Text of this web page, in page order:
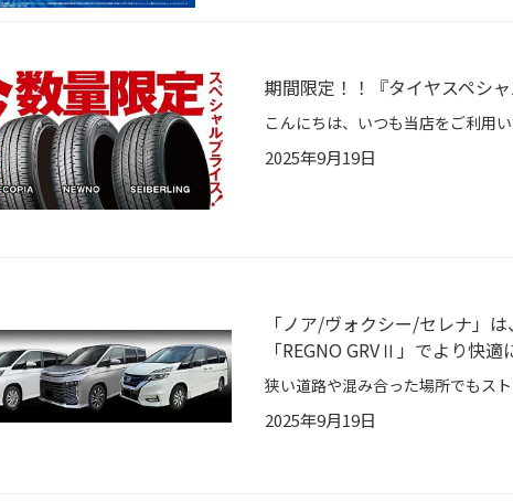
期間限定！！『タイヤスペシ
2025年9月19日
「ノア/ヴォクシー/セレナ」
「REGNO GRVⅡ」でより快適
2025年9月19日